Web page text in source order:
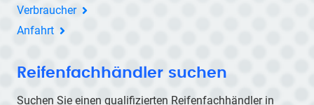
Verbraucher
Anfahrt
Reifenfachhändler suchen
Suchen Sie einen qualifizierten Reifenfachhändler in